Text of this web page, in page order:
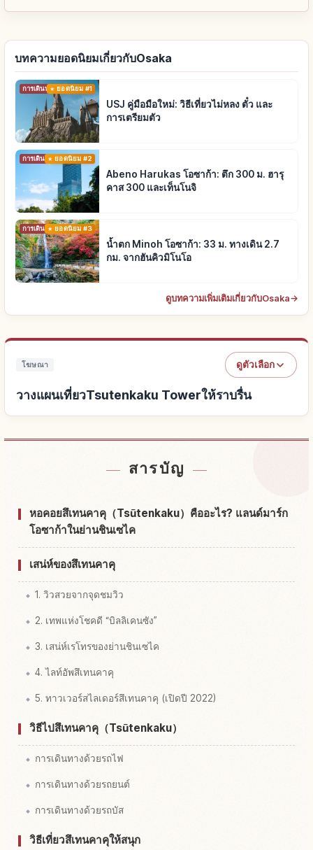
บทความยอดนิยมเกี่ยวกับOsaka
การเดินทาง ยอดนิยม #1
USJ คู่มือมือใหม่: วิธีเที่ยวไม่หลง ตั๋ว และ
การเตรียมตัว
การเดินทางยอดนิยม #2
Abeno Harukas โอซาก้า: ตึก 300 ม. ฮารุ
คาส 300 และเท็นโนจิ
การเดินทางยอดนิยม #3
น้ำตก Minoh โอซาก้า: 33 ม. ทางเดิน 2.7
กม. จากฮันคิวมิโนโอ
ดูบทความเพิ่มเติมเกี่ยวกับOsaka→
โฆษณา ดูตัวเลือก
วางแผนเที่ยวTsutenkaku Towerให้ราบรื่น
สารบัญ
หอคอยสึเทนคาคุ（Tsūtenkaku）คืออะไร? แลนด์มาร์ก
โอซาก้าในย่านชินเซไค
เสน่ห์ของสึเทนคาคุ
1. วิวสวยจากจุดชมวิว
2. เทพแห่งโชคดี “บิลลิเคนซัง”
3. เสน่ห์เรโทรของย่านชินเซไค
4. ไลท์อัพสึเทนคาคุ
5. ทาวเวอร์สไลเดอร์สึเทนคาคุ (เปิดปี 2022)
วิธีไปสึเทนคาคุ（Tsūtenkaku）
การเดินทางด้วยรถไฟ
การเดินทางด้วยรถยนต์
การเดินทางด้วยรถบัส
วิธีเที่ยวสึเทนคาคุให้สนุก